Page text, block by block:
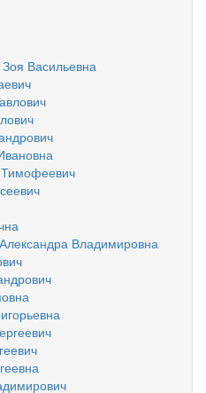
Васильевна
Тимофеевич
Владимировна